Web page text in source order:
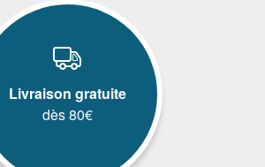
Livraison gratuite
dès 80€